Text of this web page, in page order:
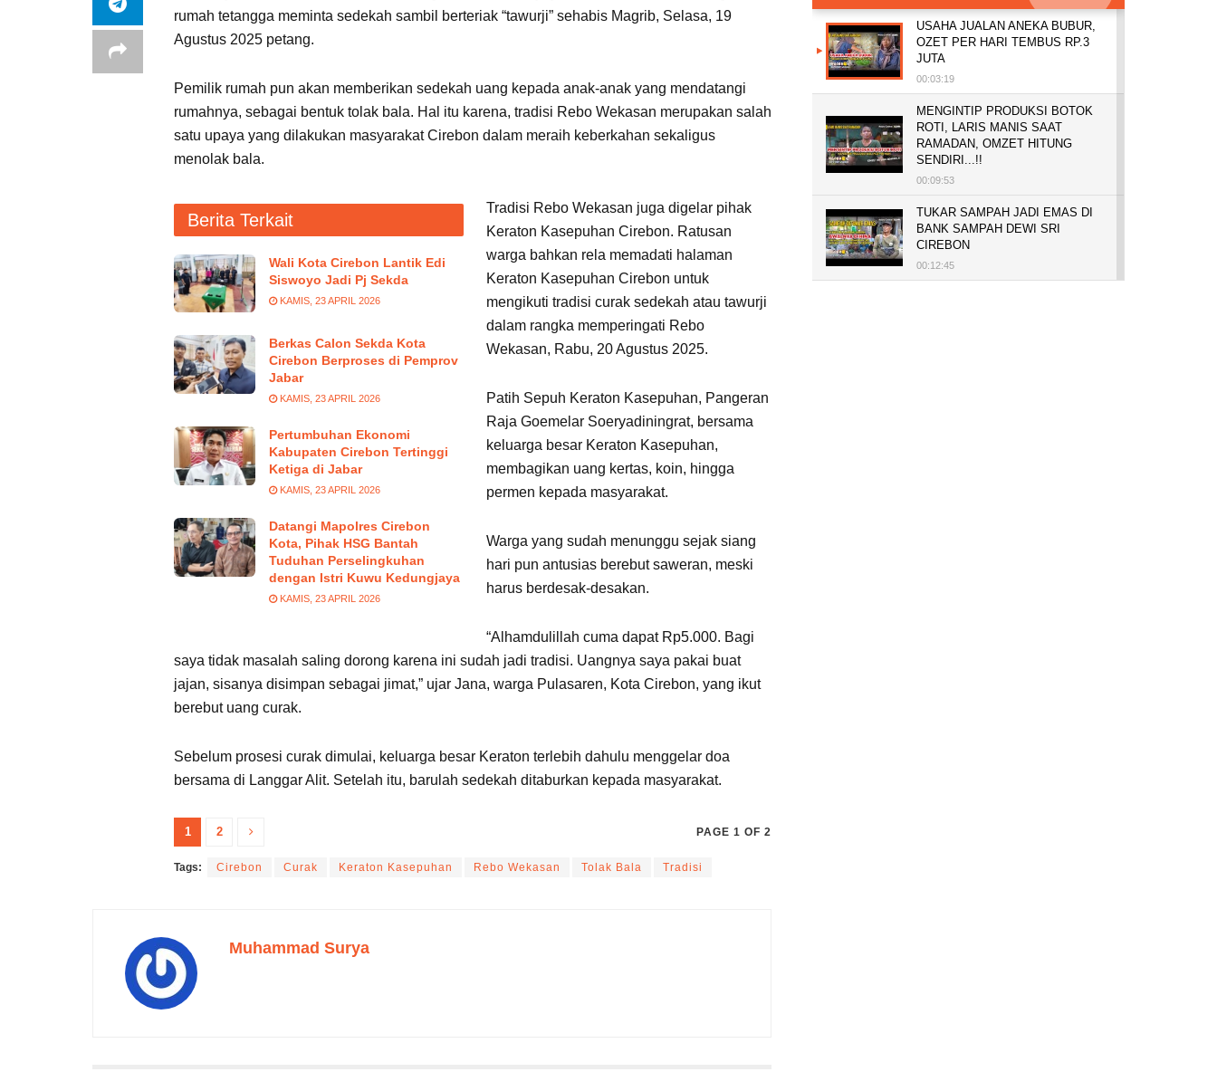
rumah tetangga meminta sedekah sambil berteriak “tawurji” sehabis Magrib, Selasa, 19
Agustus 2025 petang.
Pemilik rumah pun akan memberikan sedekah uang kepada anak-anak yang mendatangi
rumahnya, sebagai bentuk tolak bala. Hal itu karena, tradisi Rebo Wekasan merupakan salah
satu upaya yang dilakukan masyarakat Cirebon dalam meraih keberkahan sekaligus
menolak bala.
Berita Terkait
Wali Kota Cirebon Lantik Edi
Siswoyo Jadi Pj Sekda
KAMIS, 23 APRIL 2026
Berkas Calon Sekda Kota
Cirebon Berproses di Pemprov
Jabar
KAMIS, 23 APRIL 2026
Pertumbuhan Ekonomi
Kabupaten Cirebon Tertinggi
Ketiga di Jabar
KAMIS, 23 APRIL 2026
Datangi Mapolres Cirebon
Kota, Pihak HSG Bantah
Tuduhan Perselingkuhan
dengan Istri Kuwu Kedungjaya
KAMIS, 23 APRIL 2026
Tradisi Rebo Wekasan juga digelar pihak
Keraton Kasepuhan Cirebon. Ratusan
warga bahkan rela memadati halaman
Keraton Kasepuhan Cirebon untuk
mengikuti tradisi curak sedekah atau tawurji
dalam rangka memperingati Rebo
Wekasan, Rabu, 20 Agustus 2025.
Patih Sepuh Keraton Kasepuhan, Pangeran
Raja Goemelar Soeryadiningrat, bersama
keluarga besar Keraton Kasepuhan,
membagikan uang kertas, koin, hingga
permen kepada masyarakat.
Warga yang sudah menunggu sejak siang
hari pun antusias berebut saweran, meski
harus berdesak-desakan.
“Alhamdulillah cuma dapat Rp5.000. Bagi
saya tidak masalah saling dorong karena ini sudah jadi tradisi. Uangnya saya pakai buat
jajan, sisanya disimpan sebagai jimat,” ujar Jana, warga Pulasaren, Kota Cirebon, yang ikut
berebut uang curak.
Sebelum prosesi curak dimulai, keluarga besar Keraton terlebih dahulu menggelar doa
bersama di Langgar Alit. Setelah itu, barulah sedekah ditaburkan kepada masyarakat.
PAGE 1 OF 2
1 2
Tags: Cirebon Curak Keraton Kasepuhan Rebo Wekasan Tolak Bala Tradisi
Muhammad Surya
USAHA JUALAN ANEKA BUBUR,
OZET PER HARI TEMBUS RP.3
JUTA
00:03:19
MENGINTIP PRODUKSI BOTOK
ROTI, LARIS MANIS SAAT
RAMADAN, OMZET HITUNG
SENDIRI...!!
00:09:53
TUKAR SAMPAH JADI EMAS DI
BANK SAMPAH DEWI SRI
CIREBON
00:12:45